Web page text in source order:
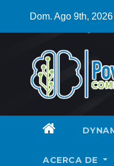
Dom. Ago 9th, 2026
ACERCA DE